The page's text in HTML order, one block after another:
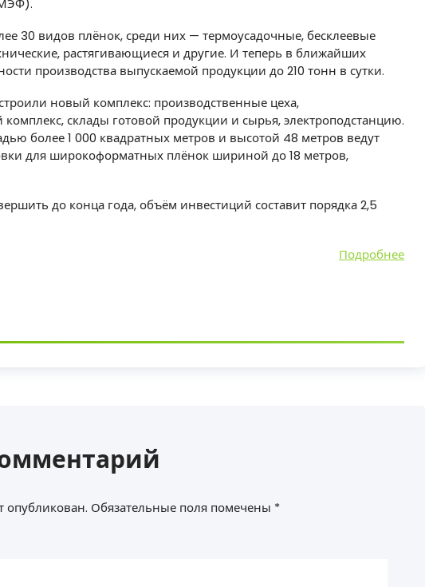
30 видов плёнок, среди них — термоусадочные, бесклеевые
растягивающиеся и другие. И теперь в ближайших
производства выпускаемой продукции до 210 тонн в сутки.
новый комплекс: производственные цеха,
склады готовой продукции и сырья, электроподстанцию.
более 1 000 квадратных метров и высотой 48 метров ведут
для широкоформатных плёнок шириной до 18 метров,
до конца года, объём инвестиций составит порядка 2,5
Подробнее
опубликован. Обязательные поля помечены *